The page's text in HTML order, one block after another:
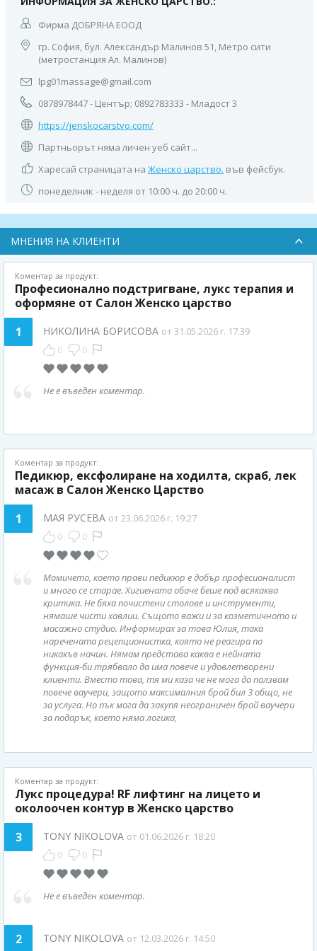
Фирма ДОБРЯНА ЕООД
гр. София, бул. Александър Малинов 51, Метро сити
(метростанция Ал. Малинов)
lpg01massage@gmail.com
0878978447 - Център; 0892783333 - Младост 3
https://jenskocarstvo.com/
Партньорът няма личен уеб сайт...
Харесай страницата на Женско царство. във фейсбук.
понеделник - неделя от 10:00 ч. до 20:00 ч.
МНЕНИЯ НА КЛИЕНТИ
Коментар за продукт:
Професионално подстригване, лукс терапия и
оформяне от Салон Женско царство
1
НИКОЛИНА БОРИСОВА от 31.05.2026 г. 17:39
0 0
Не е въведен коментар.
Коментар за продукт:
Педикюр, ексфолиране на ходилта, скраб, лек
масаж в Салон Женско Царство
1
MАЯ РУСЕВА от 23.06.2026 г. 19:27
0 0
Момичето, което прави педикюр е добър професионалист
и много се старае. Хигиената обаче беше под всякаква
критика. Не бяха почистени столове и инструменти,
нямаше чисти хавлии. Същото важи и за козметичното и
масажно студио. Информирах за това Юлия, така
наречената рецепционистка, която не реагира по
никакъв начин. Нямам представа каква е нейната
функция-би трябвало да има повече и удовлетворени
клиенти. Вместо това, тя ми каза че не мога да ползвам
повече ваучери, защото максималния брой бил 3 общо, не
за услуга. Но пък мога да закупя неограничен брой ваучери
за подарък, което няма логика,
Коментар за продукт:
Лукс процедура! RF лифтинг на лицето и
околоочен контур в Женско царство
3
TONY NIKOLOVA от 01.06.2026 г. 18:20
0 0
Не е въведен коментар.
2 TONY NIKOLOVA от 12.03.2026 г. 14:50